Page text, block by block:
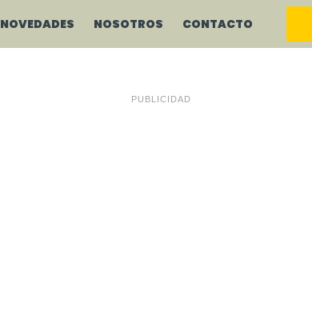
NOVEDADES NOSOTROS CONTACTO
PUBLICIDAD